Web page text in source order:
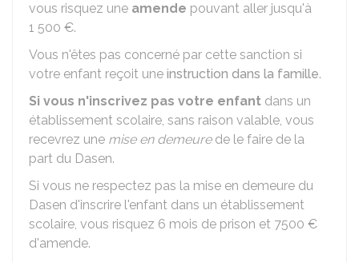
vous risquez une amende pouvant aller jusqu'à
1 500 €.
Vous n'êtes pas concerné par cette sanction si
votre enfant reçoit une instruction dans la famille.
Si vous n'inscrivez pas votre enfant dans un
établissement scolaire, sans raison valable, vous
recevrez une mise en demeurede le faire de la
part du Dasen.
Si vous ne respectez pas la mise en demeure du
Dasen d'inscrire l'enfant dans un établissement
scolaire, vous risquez 6 mois de prison et 7500 €
d'amende.